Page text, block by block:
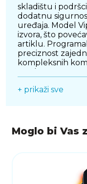
skladištu i
dodatnu
uređaja. Model
izvora, što
artiklu.
preciznost
kompleksnih
+ prikaži sve
Moglo bi Vas